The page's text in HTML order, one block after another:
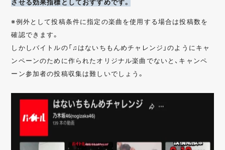
※例外として投稿条件に指定の楽曲を使用する場合は投稿数を
確認できます。
しかしバイトルの「♫はないちもんめチャレンジ」のようにキャ
ンペーンのために作られたオリジナル楽曲でないと、キャンペ
ーン参加者の投稿収集は難しいでしょう。